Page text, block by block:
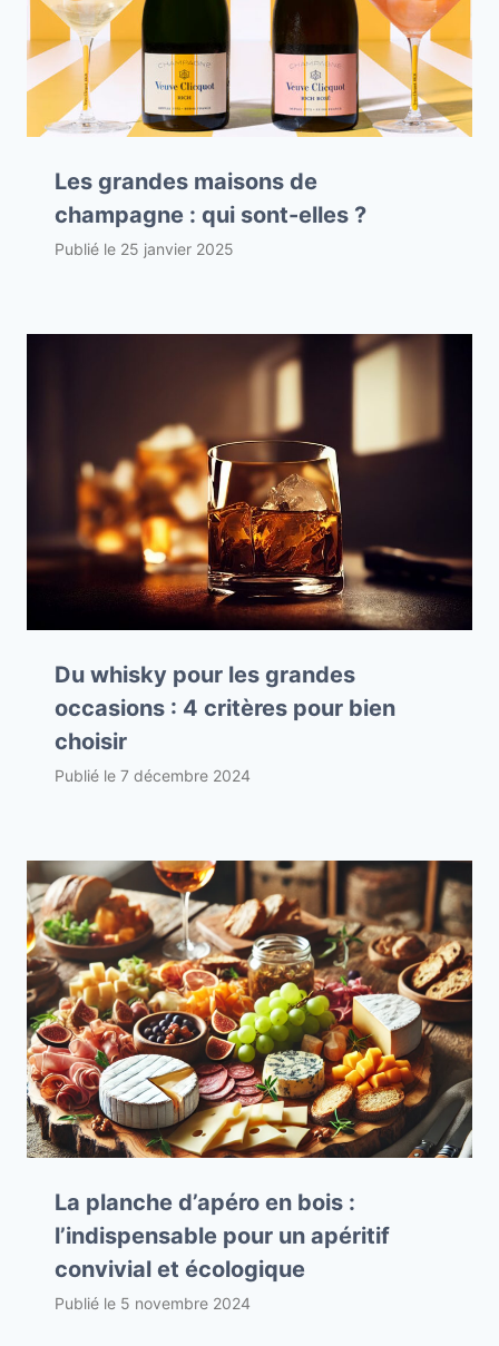
Les grandes maisons de
champagne : qui sont-elles ?
Publié le 25 janvier 2025
Du whisky pour les grandes
occasions : 4 critères pour bien
choisir
Publié le 7 décembre 2024
La planche d’apéro en bois :
l’indispensable pour un apéritif
convivial et écologique
Publié le 5 novembre 2024